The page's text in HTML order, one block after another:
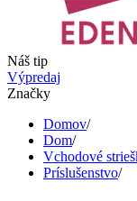
Náš tip
Výpredaj
Značky
Domov/
Dom/
Vchodové
Príslušenstvo/